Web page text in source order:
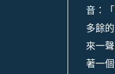
音：
多餘
來一
著一